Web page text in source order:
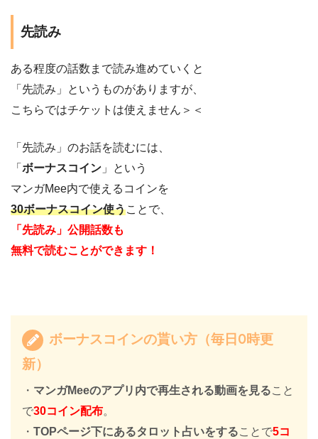
先読み
ある程度の話数まで読み進めていくと
「先読み」というものがありますが、
こちらではチケットは使えません＞＜
「先読み」のお話を読むには、
「 ボーナスコイン 」という
マンガMee内で使えるコインを
30ボーナスコイン使うことで、
「先読み」公開話数も
無料で読むことができます！
ボーナスコインの貰い方（毎日0時更
新）
・ マンガMeeのアプリ内で再生される動画を見ること
で30コイン配布。
・ TOPページ下にあるタロット占いをすることで5コ